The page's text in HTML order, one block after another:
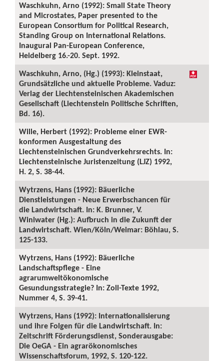
Waschkuhn, Arno (1992): Small State Theory
and Microstates, Paper presented to the
European Consortium for Political Research,
Standing Group on International Relations.
Inaugural Pan-European Conference,
Heidelberg 16.-20. Sept. 1992.
Waschkuhn, Arno, (Hg.) (1993): Kleinstaat,
Grundsätzliche und aktuelle Probleme. Vaduz:
Verlag der Liechtensteinischen Akademischen
Gesellschaft (Liechtenstein Politische Schriften,
Bd. 16).
Wille, Herbert (1992): Probleme einer EWR-
konformen Ausgestaltung des
Liechtensteinischen Grundverkehrsrechts. In:
Liechtensteinische Juristenzeitung (LJZ) 1992,
H. 2, S. 38-44.
Wytrzens, Hans (1992): Bäuerliche
Dienstleistungen - Neue Erwerbschancen für
die Landwirtschaft. In: K. Brunner, V.
Winiwater (Hg.): Aufbruch in die Zukunft der
Landwirtschaft. Wien/Köln/Weimar: Böhlau, S.
125-133.
Wytrzens, Hans (1992): Bäuerliche
Landschaftspflege - Eine
agrarumweltökonomische
Gesundungsstrategie? In: Zoll-Texte 1992,
Nummer 4, S. 39-41.
Wytrzens, Hans (1992): Internationalisierung
und ihre Folgen für die Landwirtschaft. In:
Zeitschrift Förderungsdienst, Sonderausgabe:
Die OeGA - Ein agrarökonomisches
Wissenschaftsforum, 1992, S. 120-122.